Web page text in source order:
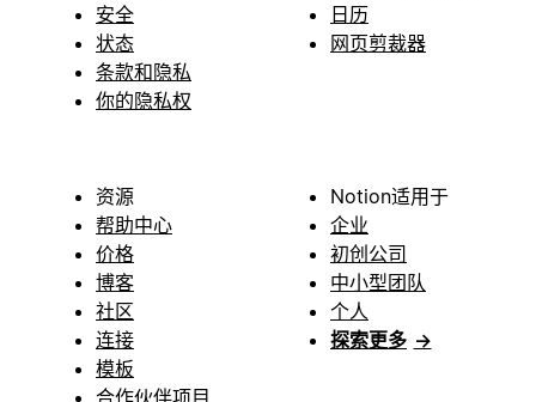
安全
状态
条款和隐私
你的隐私权
日历
网页剪裁器
资源
帮助中心
价格
博客
社区
连接
模板
合作伙伴项目
Notion适用于
企业
初创公司
中小型团队
个人
探索更多 →